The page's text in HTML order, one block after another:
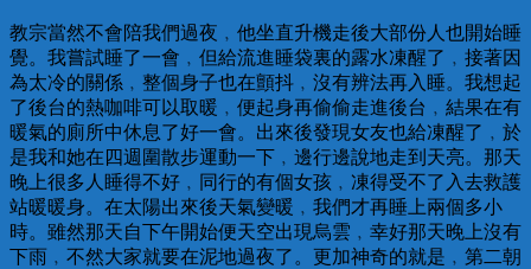
教宗當然不會陪我們過夜﹐他坐直升機走後大部份人也開始睡
覺。我嘗試睡了一會﹐但給流進睡袋裏的露水凍醒了﹐接著因
為太冷的關係﹐整個身子也在顫抖﹐沒有辨法再入睡。我想起
了後台的熱咖啡可以取暖﹐便起身再偷偷走進後台﹐結果在有
暖氣的廁所中休息了好一會。出來後發現女友也給凍醒了﹐於
是我和她在四週圍散步運動一下﹐邊行邊說地走到天亮。那天
晚上很多人睡得不好﹐同行的有個女孩﹐凍得受不了入去救護
站暖暖身。在太陽出來後天氣變暖﹐我們才再睡上兩個多小
時。雖然那天自下午開始便天空出現烏雲﹐幸好那天晚上沒有
下雨﹐不然大家就要在泥地過夜了。更加神奇的就是﹐第二朝